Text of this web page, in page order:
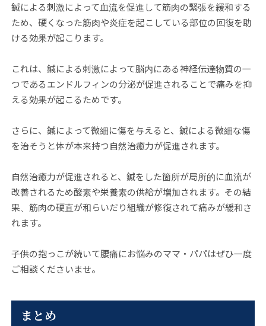
鍼による刺激によって血流を促進して筋肉の緊張を緩和する
ため、硬くなった筋肉や炎症を起こしている部位の回復を助
ける効果が起こります。
これは、鍼による刺激によって脳内にある神経伝達物質の一
つであるエンドルフィンの分泌が促進されることで痛みを抑
える効果が起こるためです。
さらに、鍼によって微細に傷を与えると、鍼による微細な傷
を治そうと体が本来持つ自然治癒力が促進されます。
自然治癒力が促進されると、鍼をした箇所が局所的に血流が
改善されるため酸素や栄養素の供給が増加されます。その結
果、筋肉の硬直が和らいだり組織が修復されて痛みが緩和さ
れます。
子供の抱っこが続いて腰痛にお悩みのママ・パパはぜひ一度
ご相談くださいませ。
まとめ